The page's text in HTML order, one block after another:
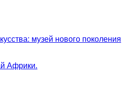
музей нового поколения
Африки.